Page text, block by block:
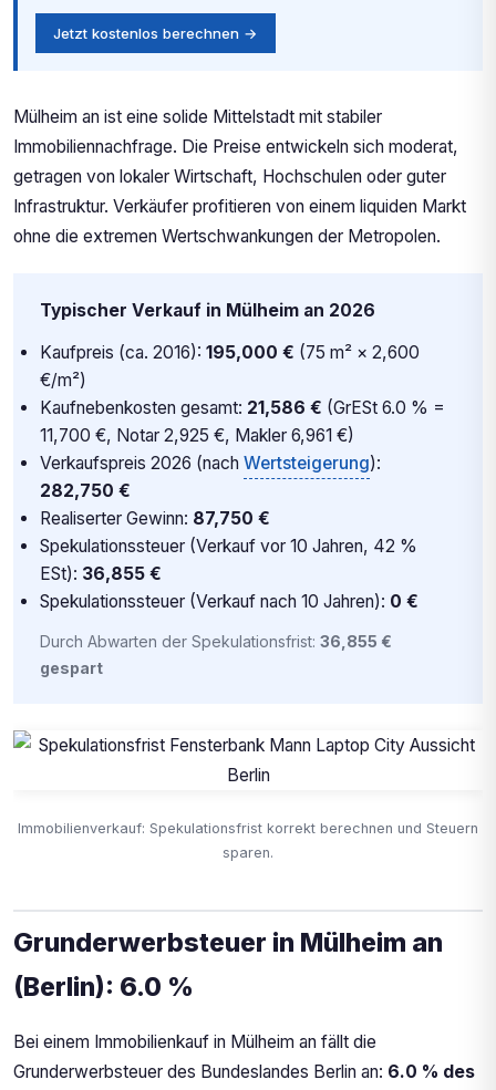
Jetzt kostenlos berechnen →
Mülheim an ist eine solide Mittelstadt mit stabiler
Immobiliennachfrage. Die Preise entwickeln sich moderat,
getragen von lokaler Wirtschaft, Hochschulen oder guter
Infrastruktur. Verkäufer profitieren von einem liquiden Markt
ohne die extremen Wertschwankungen der Metropolen.
Typischer Verkauf in Mülheim an 2026
Kaufpreis (ca. 2016): 195,000 € (75 m² × 2,600
€/m²)
Kaufnebenkosten gesamt: 21,586 € (GrESt 6.0 % =
11,700 €, Notar 2,925 €, Makler 6,961 €)
Verkaufspreis 2026 (nach Wertsteigerung):
282,750 €
Realiserter Gewinn: 87,750 €
Spekulationssteuer (Verkauf vor 10 Jahren, 42 %
ESt): 36,855 €
Spekulationssteuer (Verkauf nach 10 Jahren): 0 €
Durch Abwarten der Spekulationsfrist: 36,855 €
gespart
Immobilienverkauf: Spekulationsfrist korrekt berechnen und Steuern
sparen.
Grunderwerbsteuer in Mülheim an
(Berlin): 6.0 %
Bei einem Immobilienkauf in Mülheim an fällt die
Grunderwerbsteuer des Bundeslandes Berlin an: 6.0 % des